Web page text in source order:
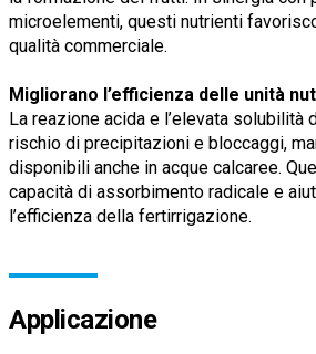
microelementi, questi nutrienti
qualità commerciale.
Migliorano l’efficienza delle unità
La reazione acida e l’elevata solubilità
rischio di precipitazioni e bloccaggi,
disponibili anche in acque calcaree.
capacità di assorbimento radicale e
l’efficienza della fertirrigazione.
Applicazione